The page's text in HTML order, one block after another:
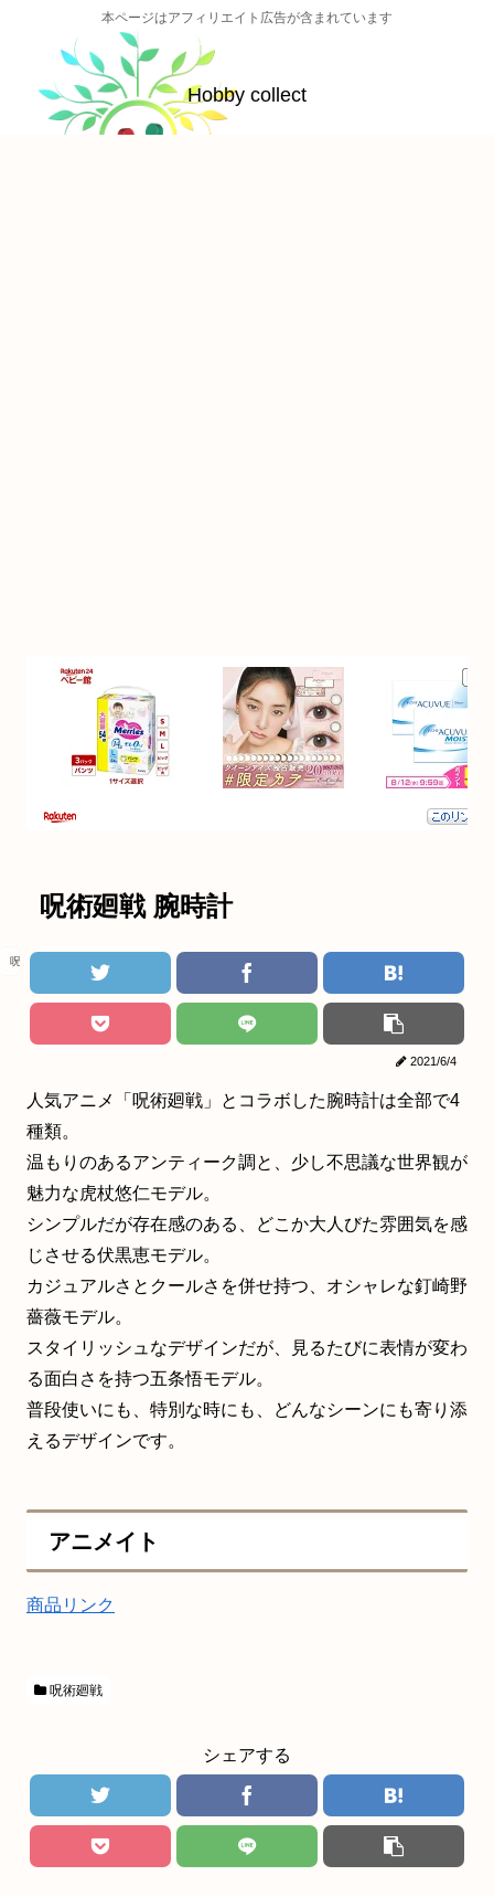
本ページはアフィリエイト広告が含まれています
Hobby collect
呪術廻戦 腕時計
呪術廻戦
2021/6/4
人気アニメ「呪術廻戦」とコラボした腕時計は全部で4
種類。
温もりのあるアンティーク調と、少し不思議な世界観が
魅力な虎杖悠仁モデル。
シンプルだが存在感のある、どこか大人びた雰囲気を感
じさせる伏黒恵モデル。
カジュアルさとクールさを併せ持つ、オシャレな釘崎野
薔薇モデル。
スタイリッシュなデザインだが、見るたびに表情が変わ
る面白さを持つ五条悟モデル。
普段使いにも、特別な時にも、どんなシーンにも寄り添
えるデザインです。
アニメイト
商品リンク
呪術廻戦
シェアする